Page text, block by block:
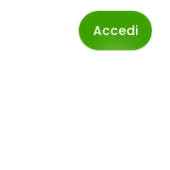
Accedi